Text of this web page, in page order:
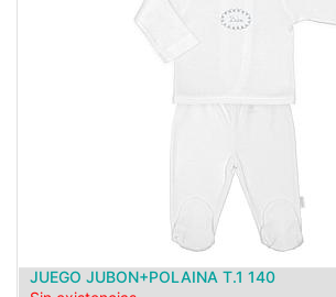
JUEGO JUBON+POLAINA T.1 140